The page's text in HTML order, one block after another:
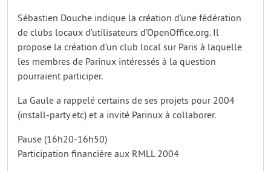
Sébastien Douche indique la création d’une fédération
de clubs locaux d’utilisateurs d’OpenOffice.org. Il
propose la création d’un club local sur Paris à laquelle
les membres de Parinux intéressés à la question
pourraient participer.
La Gaule a rappelé certains de ses projets pour 2004
(install-party etc) et a invité Parinux à collaborer.
Pause (16h20-16h50)
Participation financière aux RMLL 2004